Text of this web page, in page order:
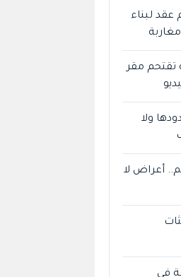
لبناء
تقتحم مقر
ولا
أعراض لا
إغلاق 5 بعثات
في